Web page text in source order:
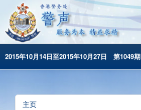
2015年10月14日至2015年10月27日 第1049期
昔日警声
主页